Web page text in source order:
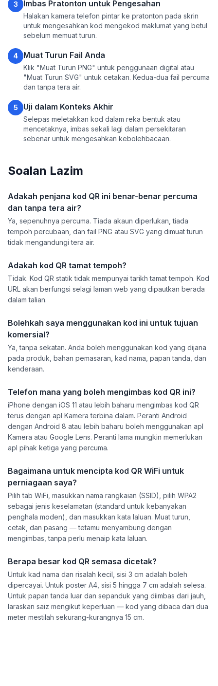
3 Imbas Pratonton untuk Pengesahan
Halakan kamera telefon pintar ke pratonton pada skrin
untuk mengesahkan kod mengekod maklumat yang betul
sebelum memuat turun.
4 Muat Turun Fail Anda
Klik "Muat Turun PNG" untuk penggunaan digital atau
"Muat Turun SVG" untuk cetakan. Kedua-dua fail percuma
dan tanpa tera air.
5 Uji dalam Konteks Akhir
Selepas meletakkan kod dalam reka bentuk atau
mencetaknya, imbas sekali lagi dalam persekitaran
sebenar untuk mengesahkan kebolehbacaan.
Soalan Lazim
Adakah penjana kod QR ini benar-benar percuma
dan tanpa tera air?
Ya, sepenuhnya percuma. Tiada akaun diperlukan, tiada
tempoh percubaan, dan fail PNG atau SVG yang dimuat turun
tidak mengandungi tera air.
Adakah kod QR tamat tempoh?
Tidak. Kod QR statik tidak mempunyai tarikh tamat tempoh. Kod
URL akan berfungsi selagi laman web yang dipautkan berada
dalam talian.
Bolehkah saya menggunakan kod ini untuk tujuan
komersial?
Ya, tanpa sekatan. Anda boleh menggunakan kod yang dijana
pada produk, bahan pemasaran, kad nama, papan tanda, dan
kenderaan.
Telefon mana yang boleh mengimbas kod QR ini?
iPhone dengan iOS 11 atau lebih baharu mengimbas kod QR
terus dengan apl Kamera terbina dalam. Peranti Android
dengan Android 8 atau lebih baharu boleh menggunakan apl
Kamera atau Google Lens. Peranti lama mungkin memerlukan
apl pihak ketiga yang percuma.
Bagaimana untuk mencipta kod QR WiFi untuk
perniagaan saya?
Pilih tab WiFi, masukkan nama rangkaian (SSID), pilih WPA2
sebagai jenis keselamatan (standard untuk kebanyakan
penghala moden), dan masukkan kata laluan. Muat turun,
cetak, dan pasang — tetamu menyambung dengan
mengimbas, tanpa perlu menaip kata laluan.
Berapa besar kod QR semasa dicetak?
Untuk kad nama dan risalah kecil, sisi 3 cm adalah boleh
dipercayai. Untuk poster A4, sisi 5 hingga 7 cm adalah selesa.
Untuk papan tanda luar dan sepanduk yang diimbas dari jauh,
laraskan saiz mengikut keperluan — kod yang dibaca dari dua
meter mestilah sekurang-kurangnya 15 cm.